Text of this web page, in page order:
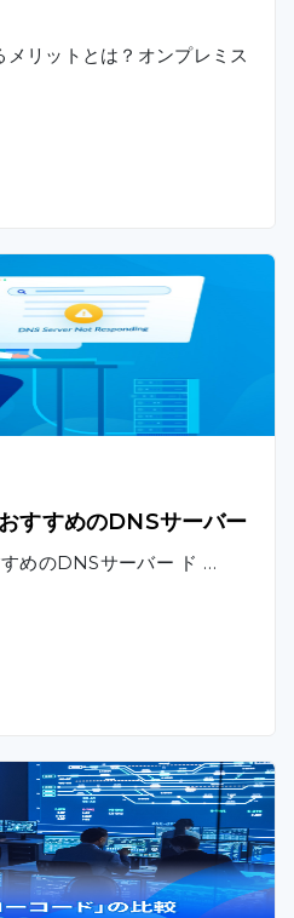
リットとは？オンプレミス
すすめのDNSサーバー
めのDNSサーバー ド …